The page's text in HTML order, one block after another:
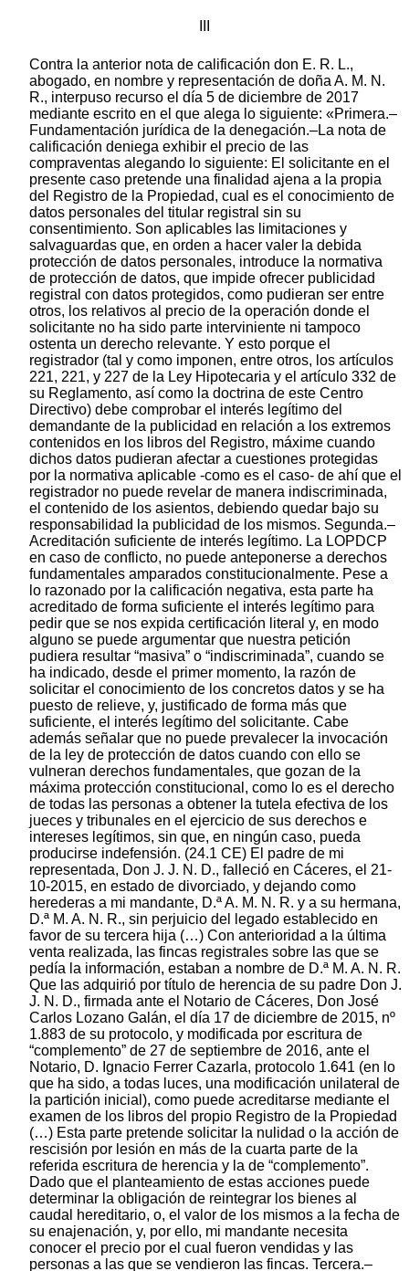
Contra la anterior nota de calificación don E. R. L.,
abogado, en nombre y representación de doña A. M. N.
R., interpuso recurso el día 5 de diciembre de 2017
mediante escrito en el que alega lo siguiente: «Primera.–
Fundamentación jurídica de la denegación.–La nota de
calificación deniega exhibir el precio de las
compraventas alegando lo siguiente: El solicitante en el
presente caso pretende una finalidad ajena a la propia
del Registro de la Propiedad, cual es el conocimiento de
datos personales del titular registral sin su
consentimiento. Son aplicables las limitaciones y
salvaguardas que, en orden a hacer valer la debida
protección de datos personales, introduce la normativa
de protección de datos, que impide ofrecer publicidad
registral con datos protegidos, como pudieran ser entre
otros, los relativos al precio de la operación donde el
solicitante no ha sido parte interviniente ni tampoco
ostenta un derecho relevante. Y esto porque el
registrador (tal y como imponen, entre otros, los artículos
221, 221, y 227 de la Ley Hipotecaria y el artículo 332 de
su Reglamento, así como la doctrina de este Centro
Directivo) debe comprobar el interés legítimo del
demandante de la publicidad en relación a los extremos
contenidos en los libros del Registro, máxime cuando
dichos datos pudieran afectar a cuestiones protegidas
por la normativa aplicable -como es el caso- de ahí que el
registrador no puede revelar de manera indiscriminada,
el contenido de los asientos, debiendo quedar bajo su
responsabilidad la publicidad de los mismos. Segunda.–
Acreditación suficiente de interés legítimo. La LOPDCP
en caso de conflicto, no puede anteponerse a derechos
fundamentales amparados constitucionalmente. Pese a
lo razonado por la calificación negativa, esta parte ha
acreditado de forma suficiente el interés legítimo para
pedir que se nos expida certificación literal y, en modo
alguno se puede argumentar que nuestra petición
pudiera resultar “masiva” o “indiscriminada”, cuando se
ha indicado, desde el primer momento, la razón de
solicitar el conocimiento de los concretos datos y se ha
puesto de relieve, y, justificado de forma más que
suficiente, el interés legítimo del solicitante. Cabe
además señalar que no puede prevalecer la invocación
de la ley de protección de datos cuando con ello se
vulneran derechos fundamentales, que gozan de la
máxima protección constitucional, como lo es el derecho
de todas las personas a obtener la tutela efectiva de los
jueces y tribunales en el ejercicio de sus derechos e
intereses legítimos, sin que, en ningún caso, pueda
producirse indefensión. (24.1 CE) El padre de mi
representada, Don J. J. N. D., falleció en Cáceres, el 21-
10-2015, en estado de divorciado, y dejando como
herederas a mi mandante, D.ª A. M. N. R. y a su hermana,
D.ª M. A. N. R., sin perjuicio del legado establecido en
favor de su tercera hija (…) Con anterioridad a la última
venta realizada, las fincas registrales sobre las que se
pedía la información, estaban a nombre de D.ª M. A. N. R.
Que las adquirió por título de herencia de su padre Don J.
J. N. D., firmada ante el Notario de Cáceres, Don José
Carlos Lozano Galán, el día 17 de diciembre de 2015, nº
1.883 de su protocolo, y modificada por escritura de
“complemento” de 27 de septiembre de 2016, ante el
Notario, D. Ignacio Ferrer Cazarla, protocolo 1.641 (en lo
que ha sido, a todas luces, una modificación unilateral de
la partición inicial), como puede acreditarse mediante el
examen de los libros del propio Registro de la Propiedad
(…) Esta parte pretende solicitar la nulidad o la acción de
rescisión por lesión en más de la cuarta parte de la
referida escritura de herencia y la de “complemento”.
Dado que el planteamiento de estas acciones puede
determinar la obligación de reintegrar los bienes al
caudal hereditario, o, el valor de los mismos a la fecha de
su enajenación, y, por ello, mi mandante necesita
conocer el precio por el cual fueron vendidas y las
personas a las que se vendieron las fincas. Tercera.–